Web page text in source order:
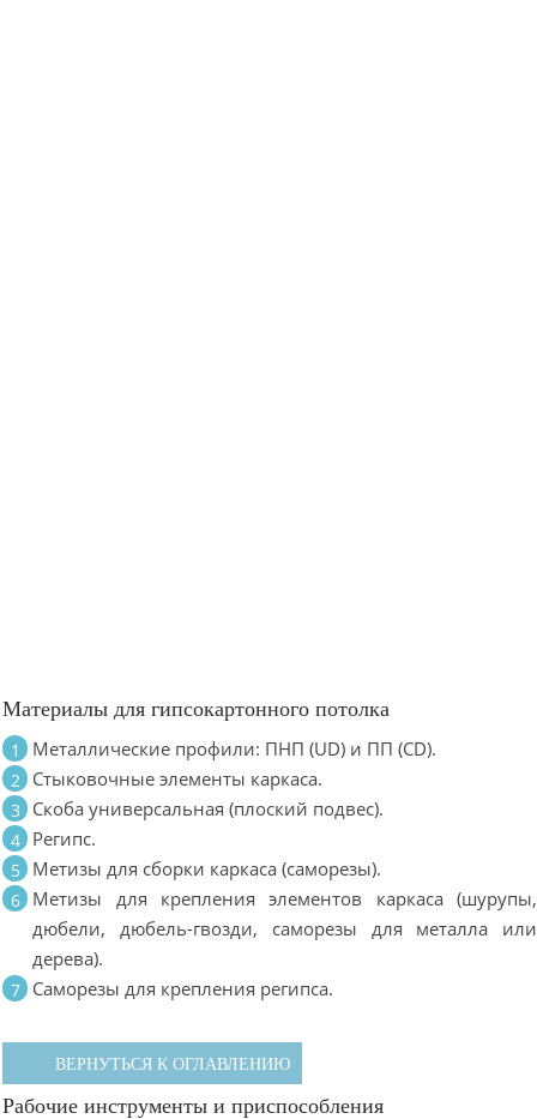
Материалы для гипсокартонного потолка
Металлические профили: ПНП (UD) и ПП (CD).
Стыковочные элементы каркаса.
Скоба универсальная (плоский подвес).
Регипс.
Метизы для сборки каркаса (саморезы).
Метизы для крепления элементов каркаса (шурупы,
дюбели, дюбель-гвозди, саморезы для металла или
дерева).
Саморезы для крепления регипса.
ВЕРНУТЬСЯ К ОГЛАВЛЕНИЮ
Рабочие инструменты и приспособления